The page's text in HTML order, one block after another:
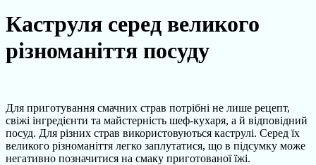
Каструля серед великого
різноманіття посуду
Для приготування смачних страв потрібні не лише рецепт,
свіжі інгредієнти та майстерність шеф-кухаря, а й відповідний
посуд. Для різних страв використовуються каструлі. Серед їх
великого різноманіття легко заплутатися, що в підсумку може
негативно позначитися на смаку приготованої їжі.